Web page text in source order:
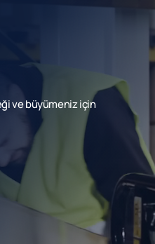
ve büyümeniz için